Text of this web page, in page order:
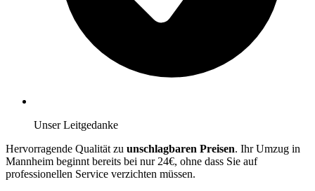
Unser Leitgedanke
Hervorragende Qualität zu unschlagbaren Preisen. Ihr Umzug in
Mannheim beginnt bereits bei nur 24€, ohne dass Sie auf
professionellen Service verzichten müssen.